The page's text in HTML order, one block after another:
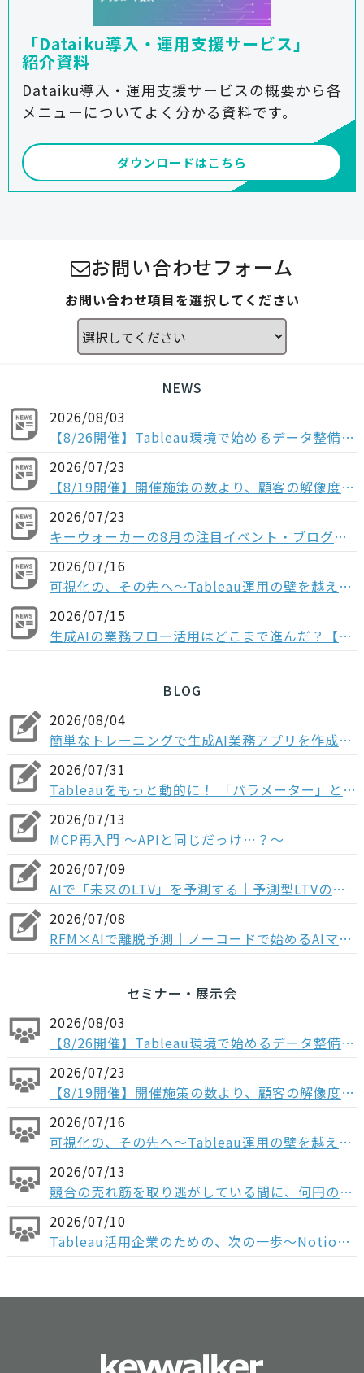
「Dataiku導入・運用支援サービス」
紹介資料
Dataiku導入・運用支援サービスの概要から各
メニューについてよく分かる資料です。
ダウンロードはこちら
お問い合わせフォーム
お問い合わせ項目を選択してください
NEWS
2026/08/03
【8/26開催】Tableau環境で始めるデータ整備〜コンポーザブルデータソースから考える、AI時代のデータの持ち方〜
2026/07/23
【8/19開催】開催施策の数より、顧客の解像度。ABM×データで「本当に買う顧客」を見抜く方法
2026/07/23
キーウォーカーの8月の注目イベント・ブログの紹介
2026/07/16
可視化の、その先へ〜Tableau運用の壁を越える「データ分析基盤」という選択肢〜
2026/07/15
生成AIの業務フロー活用はどこまで進んだ？【多業種の役職者1,004人調査】“全社展開止まり”が多数派、業務組み込みなど次のフェーズに進む企業は少数
BLOG
2026/08/04
簡単なトレーニングで生成AI業務アプリを作成！Dify入門研修の概要
2026/07/31
Tableauをもっと動的に！ 「パラメーター」とは？フィルターとの違いや3つの実践ステップを解説
2026/07/13
MCP再入門 〜APIと同じだっけ…？～
2026/07/09
AIで「未来のLTV」を予測する｜予測型LTVのメリットとマーケティング活用法
2026/07/08
RFM×AIで離脱予測｜ノーコードで始めるAIマーケティング
セミナー・展示会
2026/08/03
【8/26開催】Tableau環境で始めるデータ整備〜コンポーザブルデータソースから考える、AI時代のデータの持ち方〜
2026/07/23
【8/19開催】開催施策の数より、顧客の解像度。ABM×データで「本当に買う顧客」を見抜く方法
2026/07/16
可視化の、その先へ〜Tableau運用の壁を越える「データ分析基盤」という選択肢〜
2026/07/13
競合の売れ筋を取り逃がしている間に、何円の機会損失が起きているか ─ 競合データをもとに、売上機会を最大化させるための活用例をご紹介
2026/07/10
Tableau活用企業のための、次の一歩〜Notionで実現する 意思決定と実行の一気通貫～